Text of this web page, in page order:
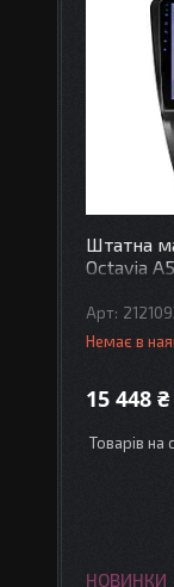
Штатна
Octavia
Немає в
15 448 ₴
НОВИНКИ